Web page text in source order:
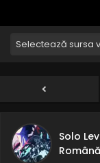
Solo
Română